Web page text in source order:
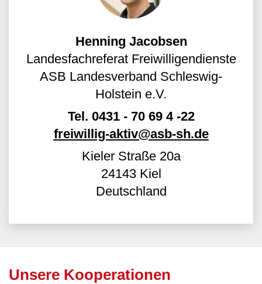
Henning Jacobsen
Landesfachreferat Freiwilligendienste
ASB Landesverband Schleswig-
Holstein e.V.
Tel. 0431 - 70 69 4 -22
freiwillig-aktiv@asb-sh.de
Kieler Straße 20a
24143 Kiel
Deutschland
Unsere Kooperationen